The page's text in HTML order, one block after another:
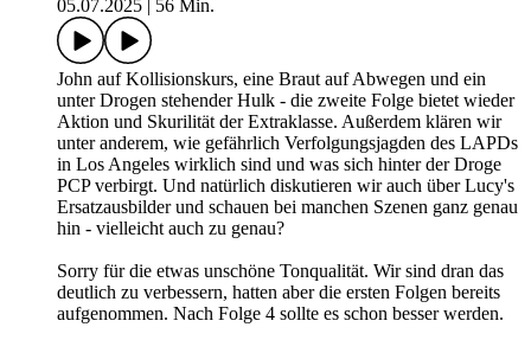
05.07.2025 56 Min.
John auf Kollisionskurs, eine Braut auf Abwegen und ein
unter Drogen stehender Hulk - die zweite Folge bietet wieder
Aktion und Skurilität der Extraklasse. Außerdem klären wir
unter anderem, wie gefährlich Verfolgungsjagden des LAPDs
in Los Angeles wirklich sind und was sich hinter der Droge
PCP verbirgt. Und natürlich diskutieren wir auch über Lucy's
Ersatzausbilder und schauen bei manchen Szenen ganz genau
hin - vielleicht auch zu genau?
Sorry für die etwas unschöne Tonqualität. Wir sind dran das
deutlich zu verbessern, hatten aber die ersten Folgen bereits
aufgenommen. Nach Folge 4 sollte es schon besser werden.